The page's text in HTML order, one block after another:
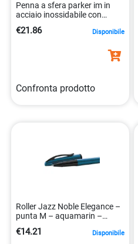
Penna a sfera parker im in
acciaio inossidabile con
3026981436314
€21.86 Disponibile
Confronta prodotto
Roller Jazz Noble Elegance –
punta M – aquamarin –
€14.21 Disponibile